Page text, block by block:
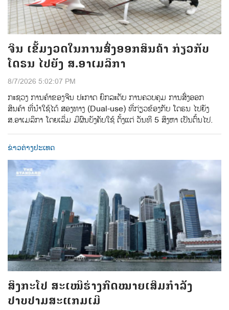
ຈີນ ເຂັ້ມງວດໃນການສົ່ງອອກສິນຄ້າ ກ່ຽວກັບ
ໂດຣນ ໄປຍັງ ສ.ອາເມລິກາ
8/7/2026 5:02:07 PM
ກະຊວງ ການຄ້າຂອງຈີນ ປະກາດ ຍົກລະດັບ ການຄວບຄຸມ ການສົ່ງອອກ
ສິນຄ້າ ທີ່ນຳໃຊ້ໄດ້ ສອງທາງ (Dual-use) ທີ່ກ່ຽວຂ້ອງກັບ ໂດຣນ ໄປຍັງ
ສ.ອາເມລິກາ ໂດຍເລີ່ມ ມີຜົນບັງຄັບໃຊ້ ຕັ້ງແຕ່ ວັນທີ 5 ສິງຫາ ເປັນຕົ້ນໄປ.
ຂ່າວຕ່າງປະເທດ
ສິງກະໂປ ສະເໜີຮ່າງກົດໝາຍເສີມກຳລັງ
ປາບປາມສະແກມເມີ